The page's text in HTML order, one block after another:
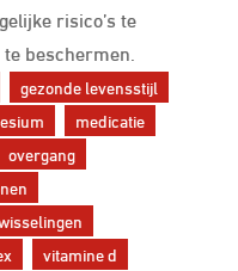
risico’s te
beschermen.
gezonde levensstijl
medicatie
overgang
vitamine d